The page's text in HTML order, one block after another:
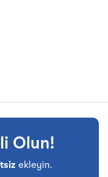
Olun!
ekleyin.